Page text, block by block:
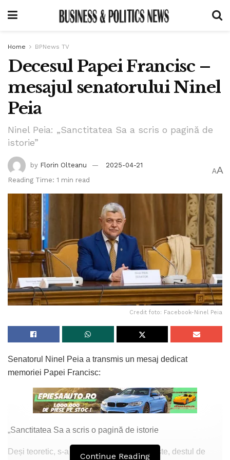
Home BPNews TV
Decesul Papei Francisc –
mesajul senatorului Ninel
Peia
Ninel Peia: „Sanctitatea Sa a scris o pagină de
istorie”
by Florin Olteanu
2025-04-21
Reading Time: 1 min read
AA
Credit foto: Facebook-Ninel Peia
Senatorul Ninel Peia a transmis un mesaj dedicat
memoriei Papei Francisc:
„Sanctitatea Sa a scris o pagină de istorie
Deși teoretic, s-a situat pe poziții progresiste, destul de
Continue Reading